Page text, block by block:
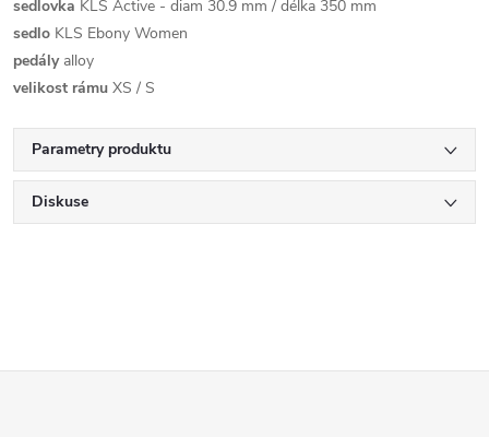
sedlovka KLS Active - diam 30.9 mm / délka 350 mm
sedlo KLS Ebony Women
pedályalloy
velikost rámu XS / S
Parametry produktu
Diskuse